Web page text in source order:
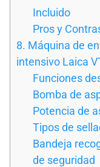
Incluido
Pros y
8. Máquina de
intensivo Laica
Funciones
Bomba de
Potencia de
Tipos de
Bandeja
de seguridad